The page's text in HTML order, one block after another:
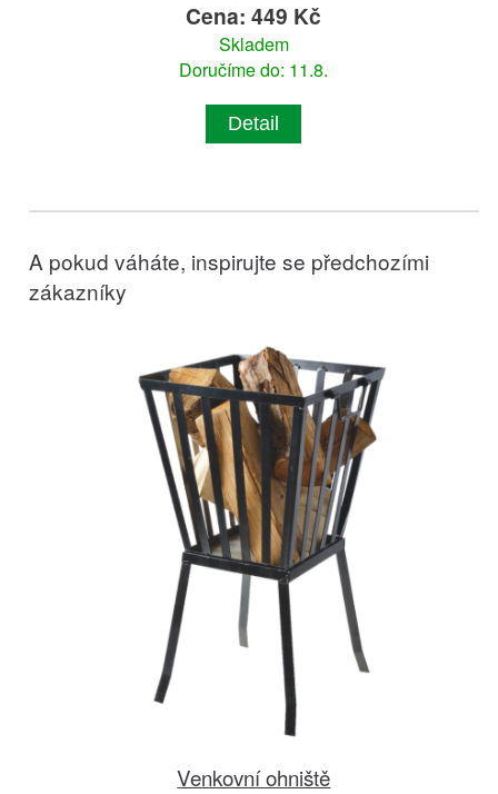
Cena: 449 Kč
Skladem
Doručíme do: 11.8.
Detail
A pokud váháte, inspirujte se předchozími
zákazníky
Venkovní ohniště